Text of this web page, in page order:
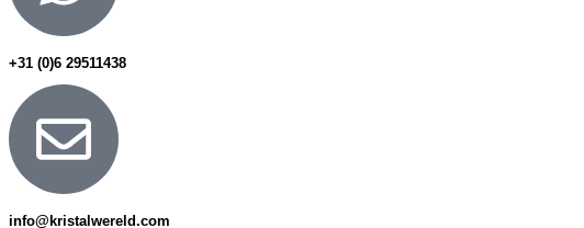
+31 (0)6 29511438
info@kristalwereld.com